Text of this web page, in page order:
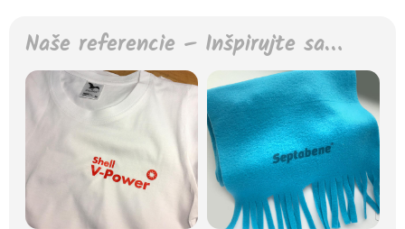
Naše referencie – Inšpirujte sa…